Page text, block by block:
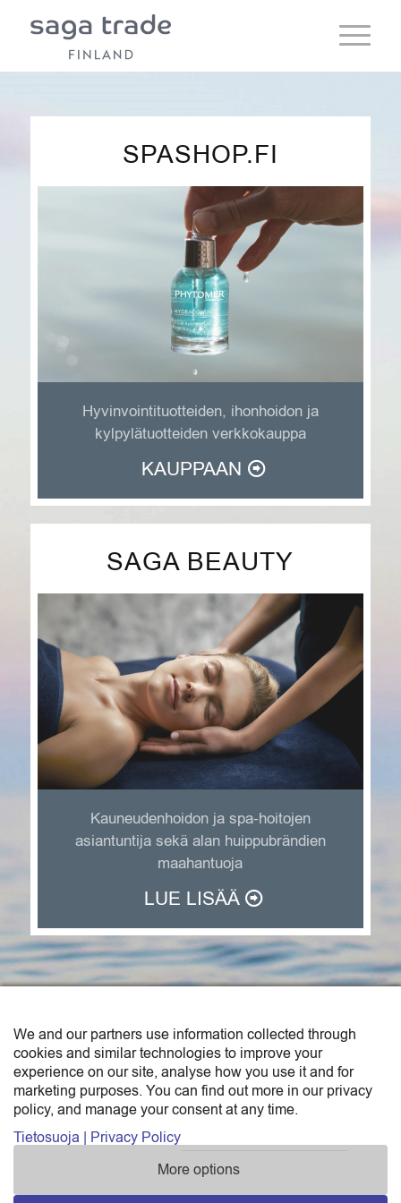
SPASHOP.FI
Hyvinvointituotteiden, ihonhoidon ja
kylpylätuotteiden verkkokauppa
KAUPPAAN
SAGA BEAUTY
Kauneudenhoidon ja spa-hoitojen
asiantuntija sekä alan huippubrändien
maahantuoja
LUE LISÄÄ
SAGA TRADE FINLAND OY
Saga Trade Finland Oy on Sunborn-konsernin
maahantuonti- ja tukkukauppayksikkö.
Katso yhteystiedot »
We and our partners use information collected through
cookies and similar technologies to improve your
experience on our site, analyse how you use it and for
marketing purposes. You can find out more in our privacy
policy, and manage your consent at any time.
Tietosuoja | Privacy Policy
More options